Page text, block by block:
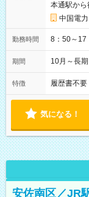
本通駅か
中国電
勤務時間 8：50～17
期間 10月～長期
特徴 履歴書不要
気になる！
安佐南区／JR